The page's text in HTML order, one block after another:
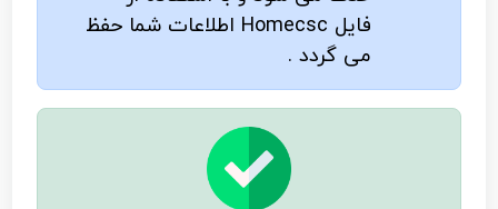
فایل Homecsc اطلاعات شما حفظ
می گردد .